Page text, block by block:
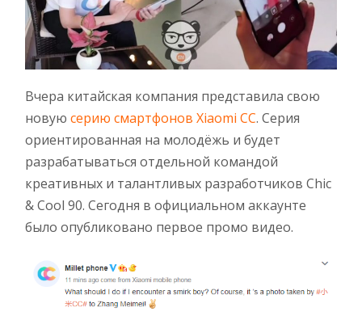
Вчера китайская компания представила свою
новую серию смартфонов Xiaomi CC. Серия
ориентированная на молодёжь и будет
разрабатываться отдельной командой
креативных и талантливых разработчиков Chic
& Cool 90. Сегодня в официальном аккаунте
было опубликовано первое промо видео.